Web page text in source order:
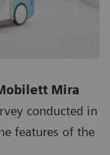
Mira
conducted in
features of the